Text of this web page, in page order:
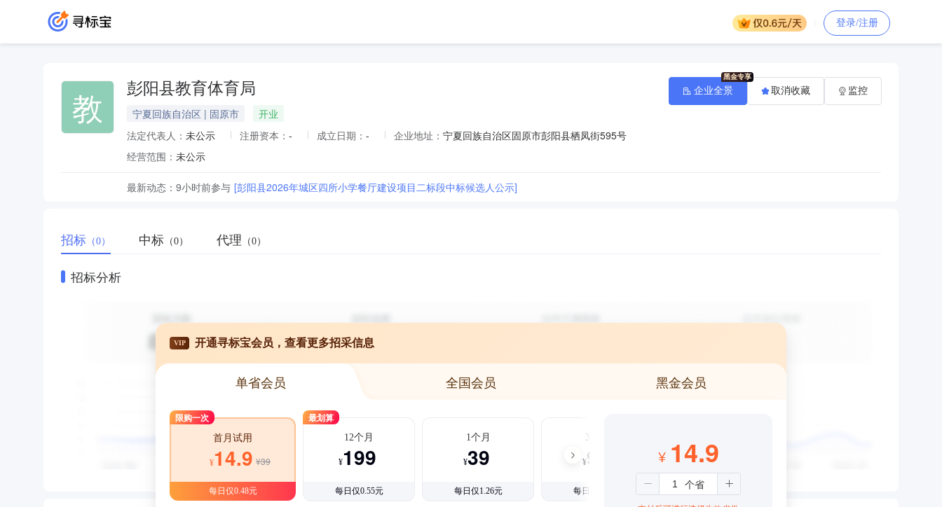
登录/注册
教 彭阳县教育体育局
宁夏回族自治区 | 固原市
开业
法定代表人： 未公示 注册资本： - 成立日期： - 企业地址： 宁夏回族自治区固原市彭阳县栖凤街595号
经营范围： 未公示
最新动态： 9小时前参与 [彭阳县2026年城区四所小学餐厅建设项目二标段中标候选人公示]
企业全景 取消收藏 监控
招标 （0） 中标 （0） 代理 （0）
招标分析
VIP 开通寻标宝会员，查看更多招采信息
单省会员 全国会员 黑金会员
限购一次
首月试用
¥14.9 ¥39
每日仅0.48元
最划算
12个月
¥199
每日仅0.55元
1个月
¥39
每日仅1.26元
3个月
¥99
每日仅1.08元
¥ 14.9